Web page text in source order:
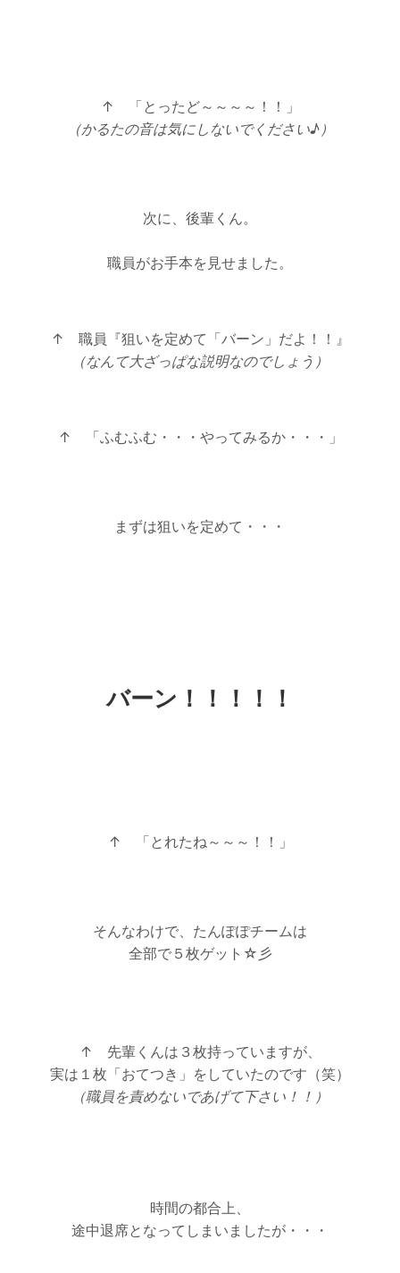
↑ 「とったど～～～～！！」
（かるたの音は気にしないでください♪）
次に、後輩くん。
職員がお手本を見せました。
↑ 職員『狙いを定めて「バーン」だよ！！』
（なんて大ざっぱな説明なのでしょう）
↑ 「ふむふむ・・・やってみるか・・・」
まずは狙いを定めて・・・
バーン！！！！！
↑ 「とれたね～～～！！」
そんなわけで、たんぽぽチームは
全部で５枚ゲット☆彡
↑ 先輩くんは３枚持っていますが、
実は１枚「おてつき」をしていたのです（笑）
（職員を責めないであげて下さい！！）
時間の都合上、
途中退席となってしまいましたが・・・